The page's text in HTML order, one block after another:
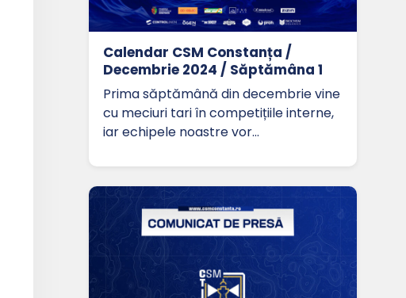
Calendar CSM Constanța /
Decembrie 2024 / Săptămâna 1
Prima săptămână din decembrie vine
cu meciuri tari în competițiile interne,
iar echipele noastre vor…